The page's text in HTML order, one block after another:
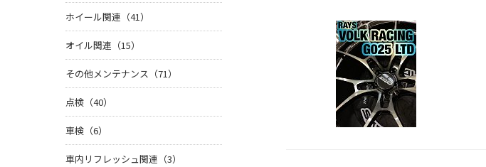
ホイール関連（41）
オイル関連（15）
その他メンテナンス（71）
点検（40）
車検（6）
車内リフレッシュ関連（3）